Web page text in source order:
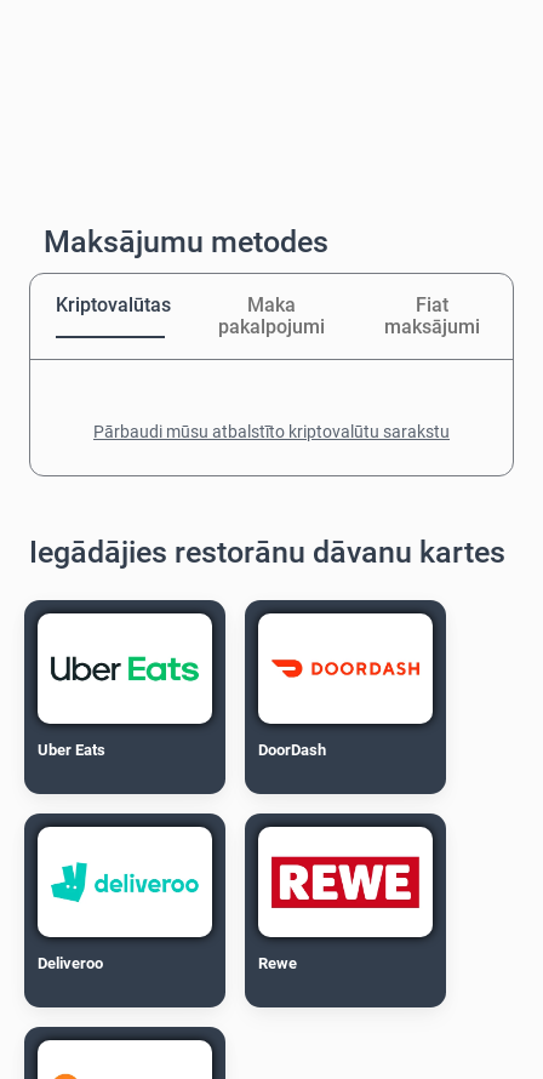
Maksājumu metodes
Kriptovalūtas
Maka
pakalpojumi
Fiat
maksājumi
Pārbaudi mūsu atbalstīto kriptovalūtu sarakstu
Iegādājies restorānu dāvanu kartes
Uber Eats DoorDash
Deliveroo Rewe